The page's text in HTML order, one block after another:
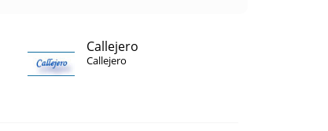
Callejero
Callejero